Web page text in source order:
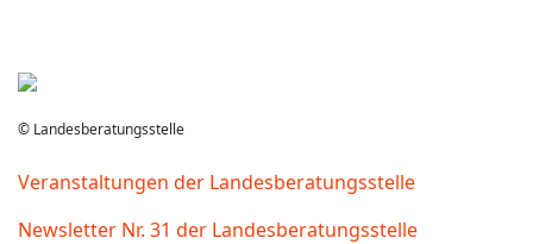
© Landesberatungsstelle
Veranstaltungen der Landesberatungsstelle
Newsletter Nr. 31 der Landesberatungsstelle